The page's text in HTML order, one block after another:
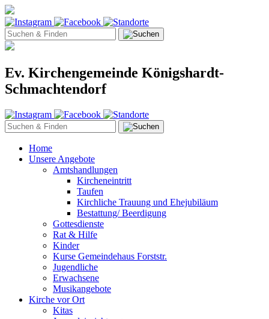
Ev. Kirchengemeinde Königshardt-
Schmachtendorf
Home
Unsere Angebote
Amtshandlungen
Kircheneintritt
Taufen
Kirchliche Trauung und Ehejubiläum
Bestattung/ Beerdigung
Gottesdienste
Rat & Hilfe
Kinder
Kurse Gemeindehaus Forststr.
Jugendliche
Erwachsene
Musikangebote
Kirche vor Ort
Kitas